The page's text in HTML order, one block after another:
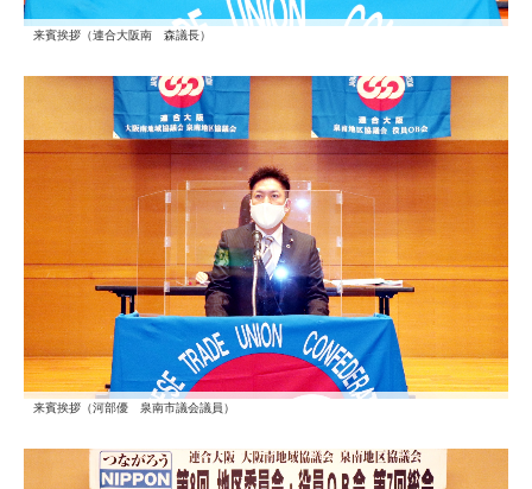
来賓挨拶（連合大阪南 森議長）
来賓挨拶（河部優 泉南市議会議員）